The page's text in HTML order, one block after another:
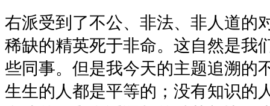
右派受到了不公、非法、非人道的
稀缺的精英死于非命。这自然是我
些同事。但是我今天的主题追溯的
生生的人都是平等的；没有知识的